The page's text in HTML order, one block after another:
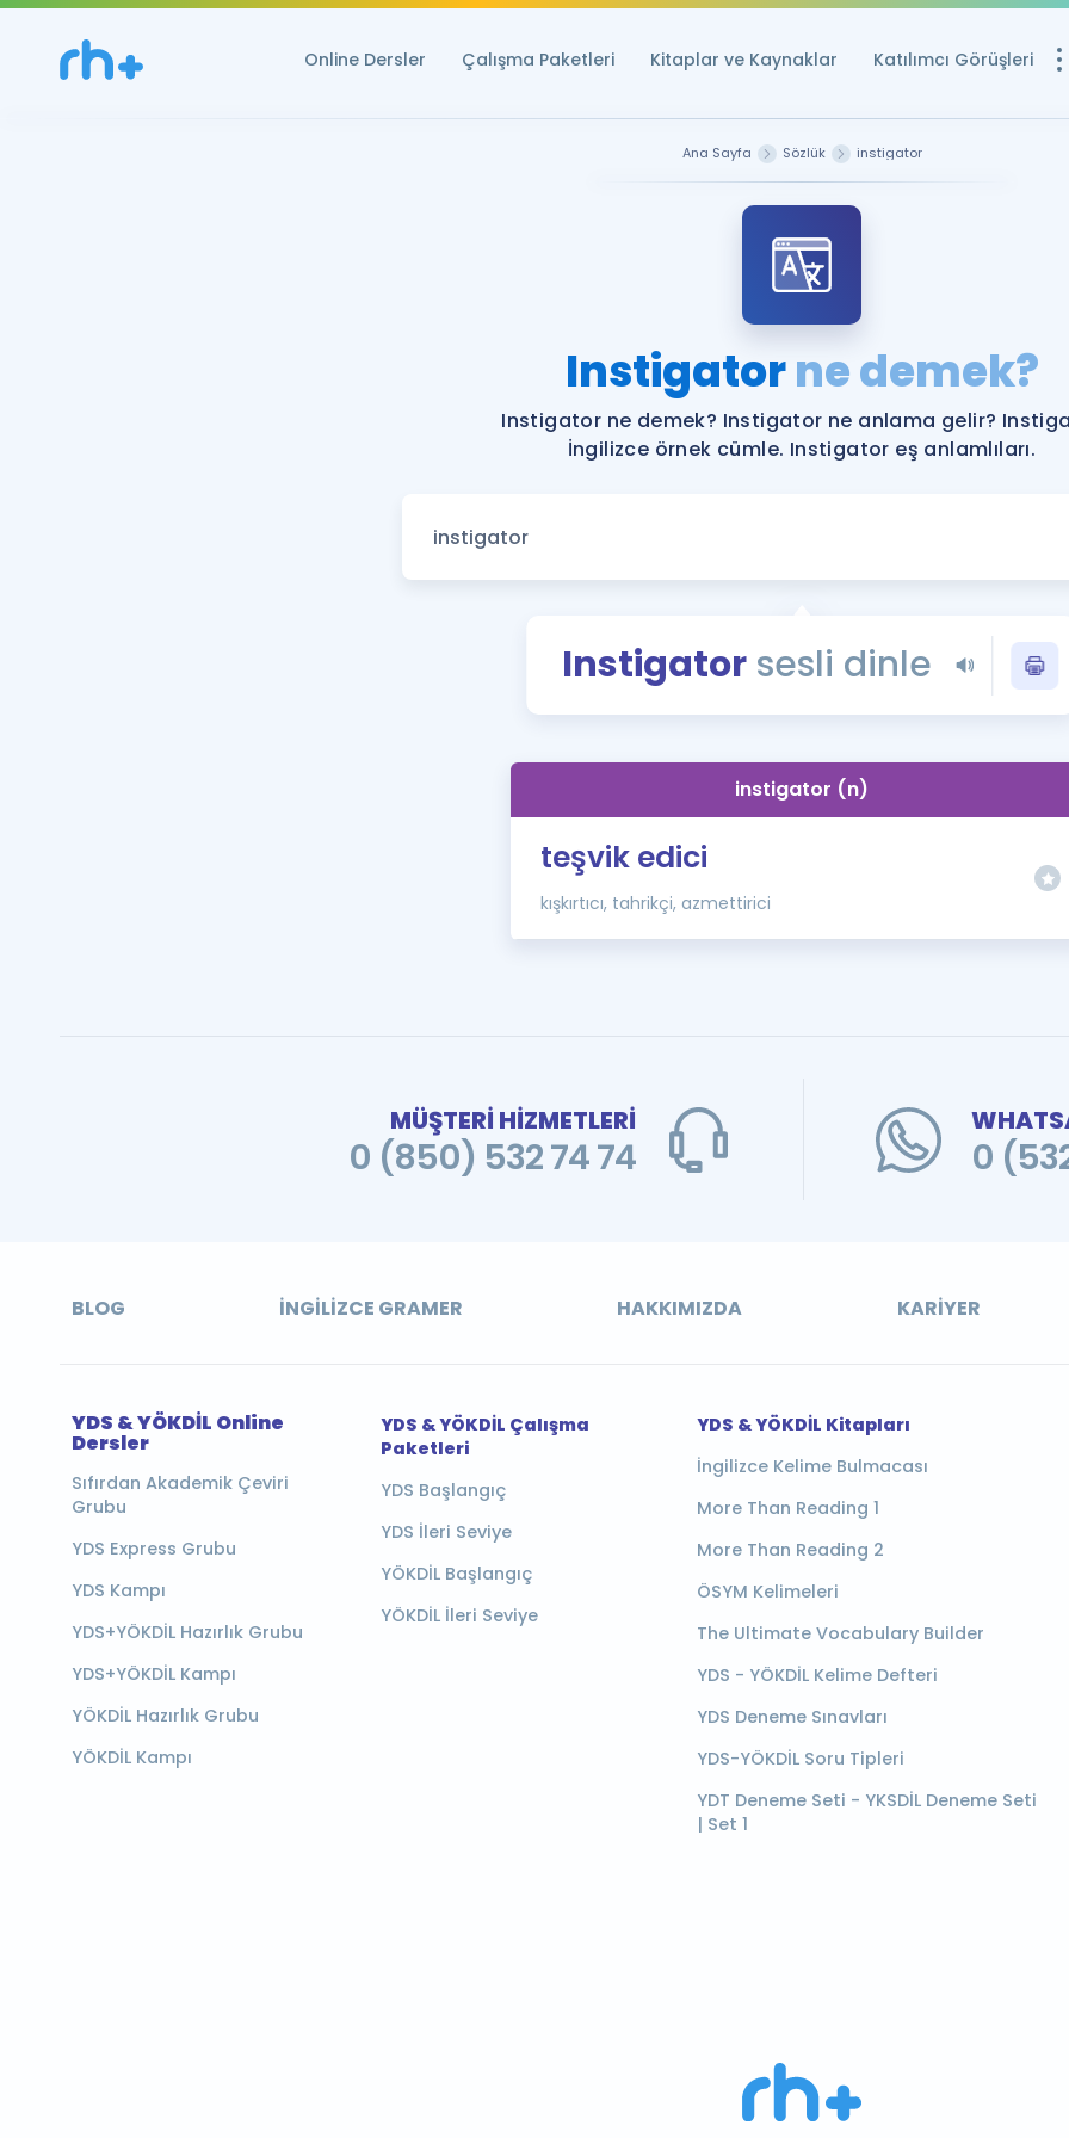
Online Dersler Çalışma Paketleri Kitaplar ve Kaynaklar Katılımcı Görüşleri
YDS ve YÖKDİL
YDS ve YÖKDİL'e
Tüm ÖSYM
YDS - YÖKDİL
İngilizce Gramer
Ana Sayfa Sözlük instigator
Instigatorne demek?
Instigator ne demek? Instigator ne anlama gelir?
İngilizce örnek cümle. Instigator eş anlamlıları.
Instigator sesli dinle
instigator (n)
teşvik edici
kışkırtıcı, tahrikçi, azmettirici
MÜŞTERİ HİZMETLERİ
0 (850) 532 74 74 0
BLOG İNGILIZCE GRAMER HAKKIMIZDA KARIYER
YDS & YÖKDİL Online
Dersler
Sıfırdan Akademik Çeviri
Grubu
YDS Express Grubu
YDS Kampı
YDS+YÖKDİL Hazırlık Grubu
YDS+YÖKDİL Kampı
YÖKDİL Hazırlık Grubu
YÖKDİL Kampı
YDS & YÖKDİL Çalışma
Paketleri
YDS Başlangıç
YDS İleri Seviye
YÖKDİL Başlangıç
YÖKDİL İleri Seviye
YDS & YÖKDİL Kitapları
İngilizce Kelime Bulmacası
More Than Reading 1
More Than Reading 2
ÖSYM Kelimeleri
The Ultimate Vocabulary Builder
YDS - YÖKDİL Kelime Defteri
YDS Deneme Sınavları
YDS-YÖKDİL Soru Tipleri
YDT Deneme Seti - YKSDİL Deneme Seti
| Set 1